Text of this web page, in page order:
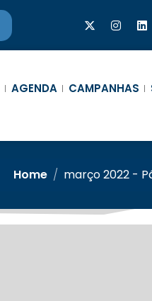
AGENDA CAMPANHAS
Home / março 2022 -